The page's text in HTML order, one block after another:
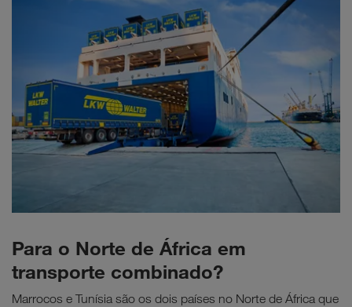
Para o Norte de África em
transporte combinado?
Marrocos e Tunísia são os dois países no Norte de África que